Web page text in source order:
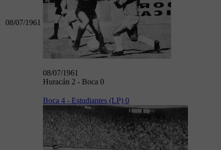
08/07/1961
08/07/1961
Huracán 2 - Boca 0
Boca 4 - Estudiantes (LP) 0